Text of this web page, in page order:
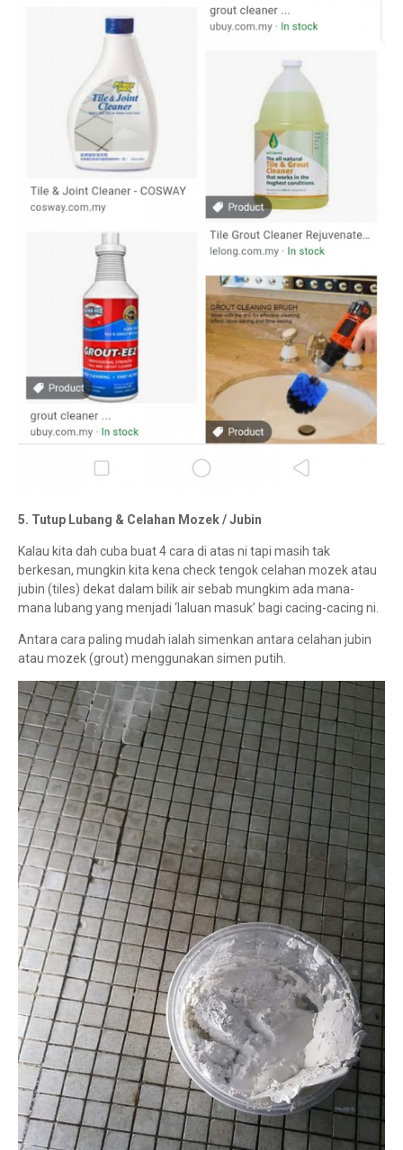
5. Tutup Lubang & Celahan Mozek / Jubin
Kalau kita dah cuba buat 4 cara di atas ni tapi masih tak
berkesan, mungkin kita kena check tengok celahan mozek atau
jubin (tiles) dekat dalam bilik air sebab mungkim ada mana-
mana lubang yang menjadi ‘laluan masuk’ bagi cacing-cacing ni.
Antara cara paling mudah ialah simenkan antara celahan jubin
atau mozek (grout) menggunakan simen putih.